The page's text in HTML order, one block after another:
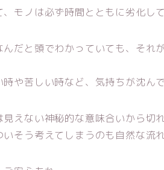
、モノは必ず時間とともに劣化し
んだと頭でわかっていても、それ
時や苦しい時など、気持ちが沈ん
見えない神秘的な意味合いから切
いそう考えてしまうのも自然な流